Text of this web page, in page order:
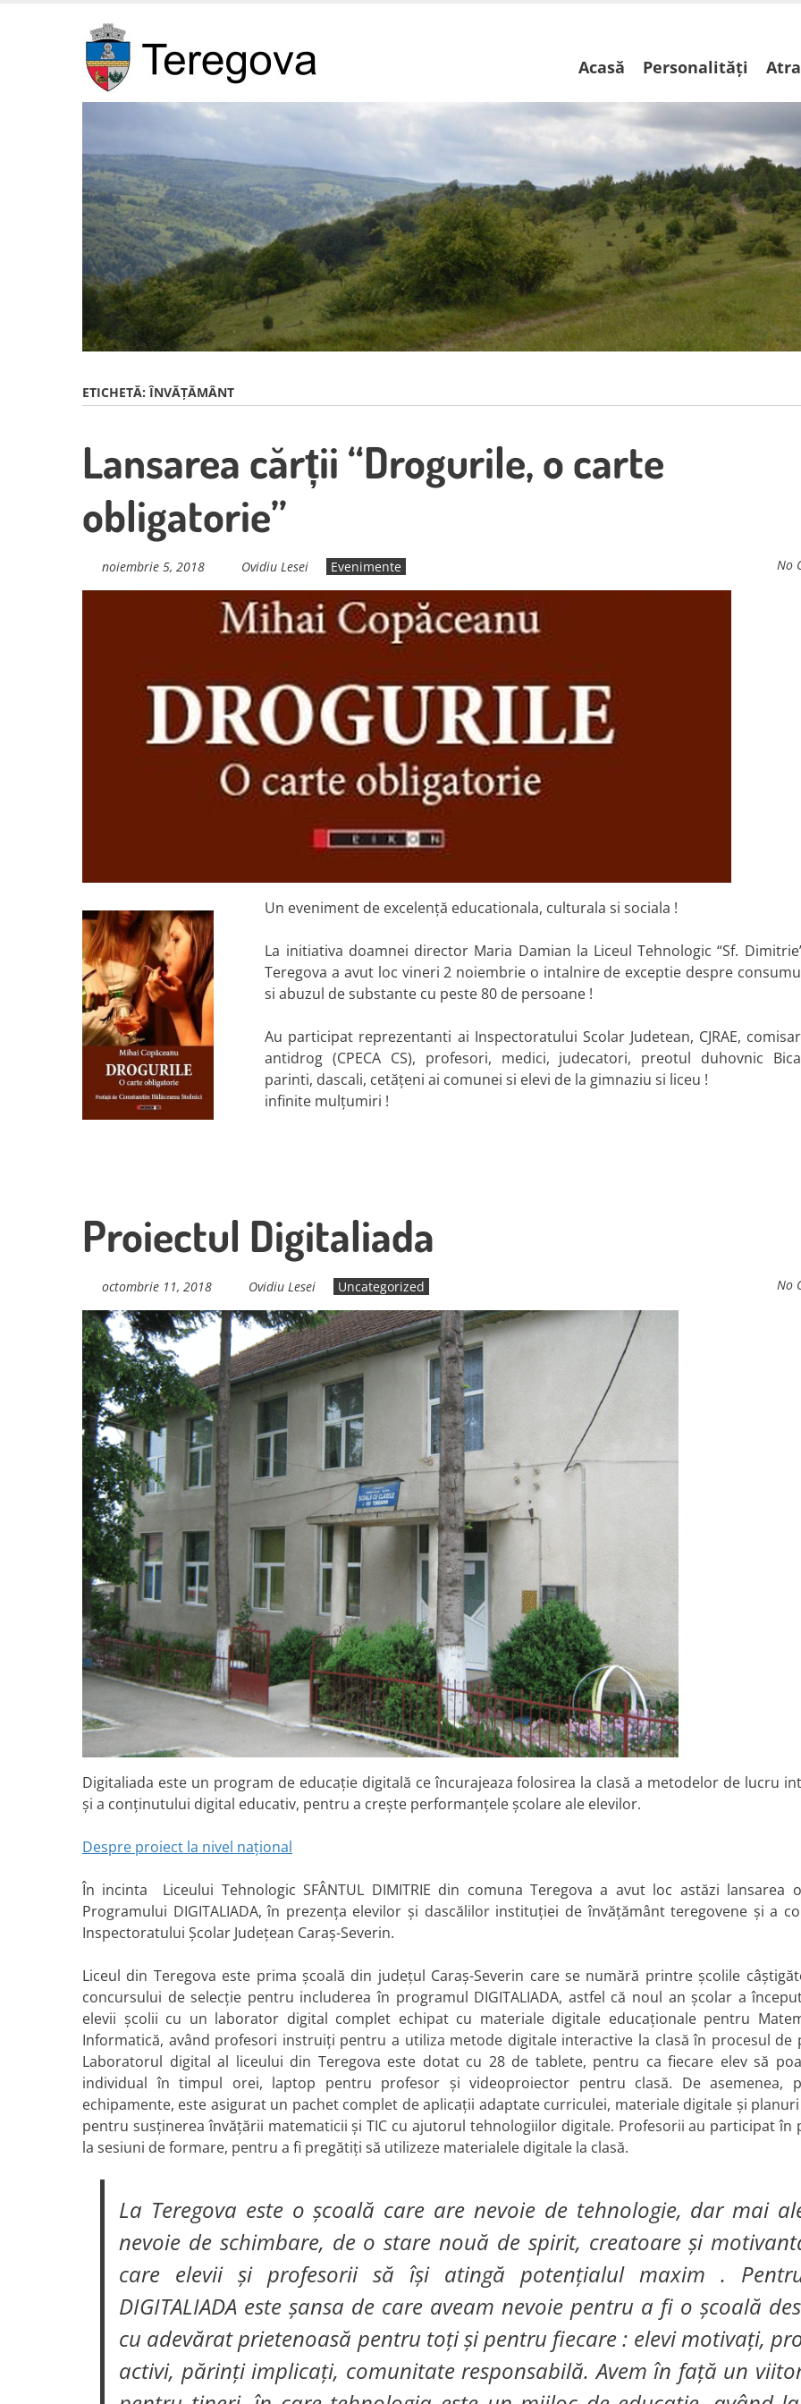
content
Acasă Personalități
ETICHETĂ:ÎNVĂȚĂMÂNT
Lansarea cărții “Drogurile, o carte
obligatorie”
noiembrie 5, 2018 Ovidiu Lesei Evenimente No
Un eveniment de excelență educationala, culturala si sociala !
La initiativa doamnei director Maria Damian la Liceul Tehnologic “Sf.
Teregova a avut loc vineri 2 noiembrie o intalnire de exceptie despre
si abuzul de substante cu peste 80 de persoane !
Au participat reprezentanti ai Inspectoratului Scolar Judetean, CJRAE,
antidrog (CPECA CS), profesori, medici, judecatori, preotul duhovnic
parinti, dascali, cetățeni ai comunei si elevi de la gimnaziu si liceu !
infinite mulțumiri !
Proiectul Digitaliada
octombrie 11, 2018 Ovidiu Lesei Uncategorized No
Digitaliada este un program de educație digitală ce încurajeaza folosirea la clasă a metodelor de lucru
și a conținutului digital educativ, pentru a crește performanțele școlare ale elevilor.
Despre proiect la nivel național
În incinta Liceului Tehnologic SFÂNTUL DIMITRIE din comuna Teregova a avut loc astăzi lansarea
Programului DIGITALIADA, în prezența elevilor și dascălilor instituției de învățământ teregovene și a
Inspectoratului Școlar Județean Caraș-Severin.
Liceul din Teregova este prima școală din județul Caraș-Severin care se numără printre școlile
concursului de selecție pentru includerea în programul DIGITALIADA, astfel că noul an școlar a
elevii școlii cu un laborator digital complet echipat cu materiale digitale educaționale pentru
Informatică, având profesori instruiți pentru a utiliza metode digitale interactive la clasă în procesul de
Laboratorul digital al liceului din Teregova este dotat cu 28 de tablete, pentru ca fiecare elev să
individual în timpul orei, laptop pentru profesor și videoproiector pentru clasă. De asemenea,
echipamente, este asigurat un pachet complet de aplicații adaptate curriculei, materiale digitale și
pentru susținerea învățării matematicii și TIC cu ajutorul tehnologiilor digitale. Profesorii au participat în
la sesiuni de formare, pentru a fi pregătiți să utilizeze materialele digitale la clasă.
La Teregova este o școală care are nevoie de tehnologie, dar mai
nevoie de schimbare, de o stare nouă de spirit, creatoare și
care elevii și profesorii să își atingă potențialul maxim .
DIGITALIADA este șansa de care aveam nevoie pentru a fi o școală
cu adevărat prietenoasă pentru toți și pentru fiecare : elevi motivați,
activi, părinți implicați, comunitate responsabilă. Avem în față un